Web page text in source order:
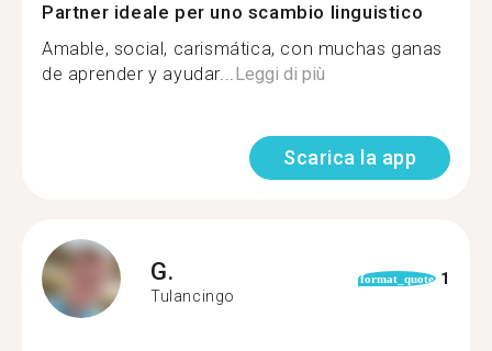
Partner ideale per uno scambio linguistico
Amable, social, carismática, con muchas ganas
de aprender y ayudar...Leggi di più
Scarica la app
G.
Tulancingo
format_quote 1